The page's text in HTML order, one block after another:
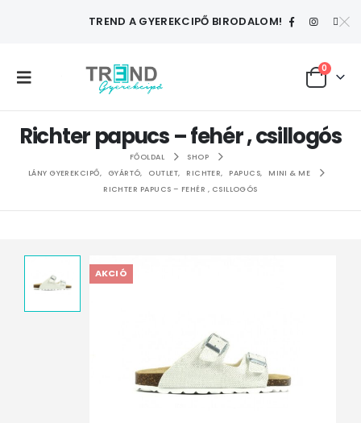
TREND A GYEREKCIPŐ BIRODALOM!
0
Richter papucs – fehér , csillogós
FŐOLDAL
SHOP
LÁNY GYEREKCIPŐ, GYÁRTÓ, OUTLET, RICHTER, PAPUCS,
MINI & ME
RICHTER PAPUCS – FEHÉR , CSILLOGÓS
AKCIÓ